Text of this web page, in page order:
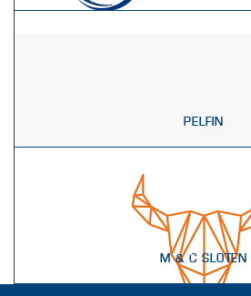
PELFIN
M & C SLOTEN